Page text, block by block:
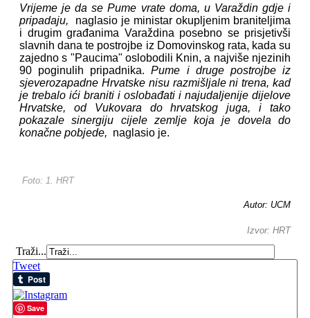
Vrijeme je da se Pume vrate doma, u Varaždin gdje i
pripadaju,
naglasio je ministar okupljenim braniteljima
i drugim građanima Varaždina posebno se prisjetivši
slavnih dana te postrojbe iz Domovinskog rata, kada su
zajedno s "Paucima" oslobodili Knin, a najviše njezinih
90 poginulih pripadnika.Pume i druge postrojbe iz
sjeverozapadne Hrvatske nisu razmišljale ni trena, kad
je trebalo ići braniti i oslobađati i najudaljenije dijelove
Hrvatske, od Vukovara do hrvatskog juga, i tako
pokazale sinergiju cijele zemlje koja je dovela do
konačne pobjede, naglasio je.
Foto: 1. HRT
Autor: UCM
Izvor: HRT
Traži...
Tweet
Save